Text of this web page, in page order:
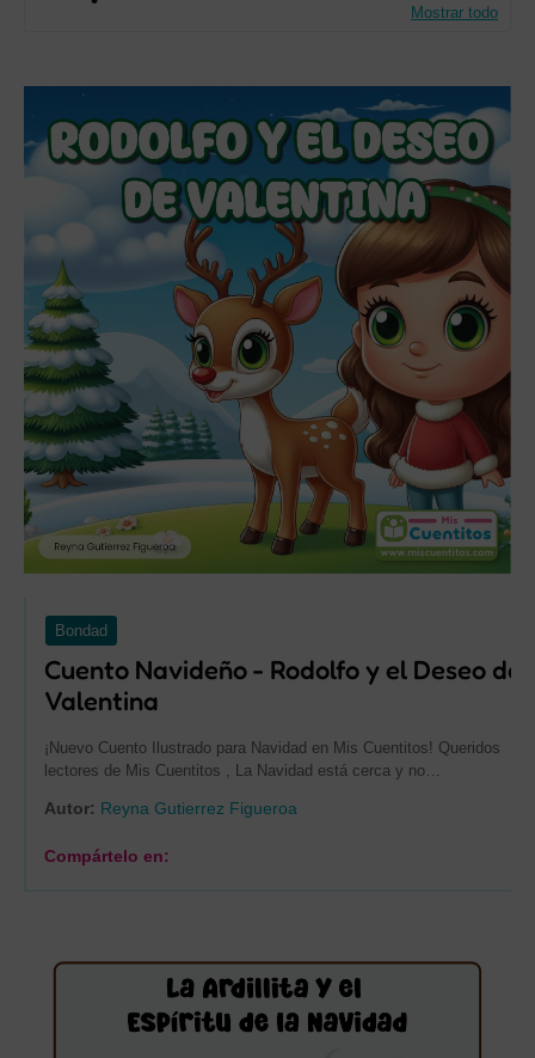
Mostrar todo
Bondad
Cuento Navideño - Rodolfo y el Deseo de
Valentina
¡Nuevo Cuento Ilustrado para Navidad en Mis Cuentitos! Queridos
lectores de Mis Cuentitos , La Navidad está cerca y no…
Autor: Reyna Gutierrez Figueroa
Compártelo en: